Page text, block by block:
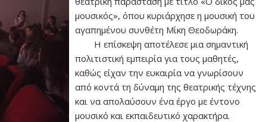
μουσικός», όπου κυριάρχησε η μουσική του
αγαπημένου συνθέτη Μίκη Θεοδωράκη.
Η επίσκεψη αποτέλεσε μια σημαντική
πολιτιστική εμπειρία για τους μαθητές,
καθώς είχαν την ευκαιρία να γνωρίσουν
από κοντά τη δύναμη της θεατρικής τέχνης
και να απολαύσουν ένα έργο με έντονο
μουσικό και εκπαιδευτικό χαρακτήρα.